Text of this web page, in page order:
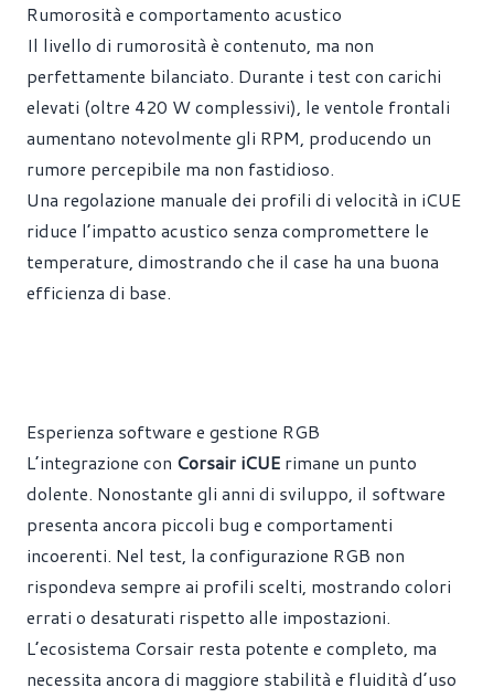
Rumorosità e comportamento acustico
Il livello di rumorosità è contenuto, ma non
perfettamente bilanciato. Durante i test con carichi
elevati (oltre 420 W complessivi), le ventole frontali
aumentano notevolmente gli RPM, producendo un
rumore percepibile ma non fastidioso.
Una regolazione manuale dei profili di velocità in iCUE
riduce l’impatto acustico senza compromettere le
temperature, dimostrando che il case ha una buona
efficienza di base.
Esperienza software e gestione RGB
L’integrazione con Corsair iCUE rimane un punto
dolente. Nonostante gli anni di sviluppo, il software
presenta ancora piccoli bug e comportamenti
incoerenti. Nel test, la configurazione RGB non
rispondeva sempre ai profili scelti, mostrando colori
errati o desaturati rispetto alle impostazioni.
L’ecosistema Corsair resta potente e completo, ma
necessita ancora di maggiore stabilità e fluidità d’uso